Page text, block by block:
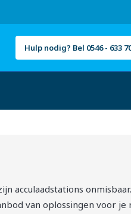
Hulp nodig? Bel 0546 - 633
van oplossingen voor je